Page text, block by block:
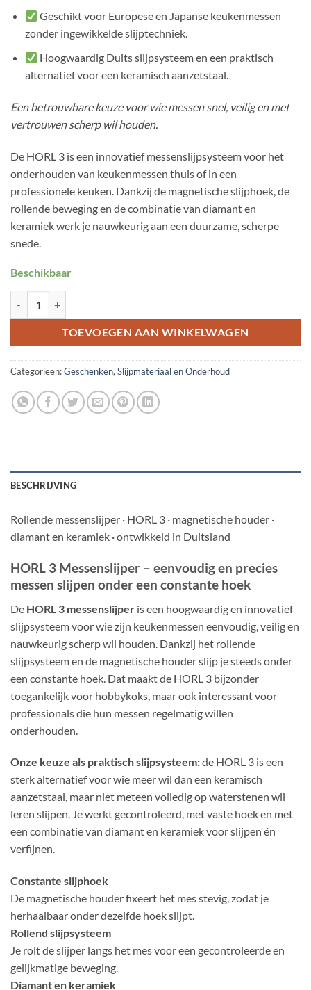
Geschikt voor Europese en Japanse keukenmessen
zonder ingewikkelde slijptechniek.
Hoogwaardig Duits slijpsysteem en een praktisch
alternatief voor een keramisch aanzetstaal.
Een betrouwbare keuze voor wie messen snel, veilig en met
vertrouwen scherp wil houden.
De HORL 3 is een innovatief messenslijpsysteem voor het
onderhouden van keukenmessen thuis of in een
professionele keuken. Dankzij de magnetische slijphoek, de
rollende beweging en de combinatie van diamant en
keramiek werk je nauwkeurig aan een duurzame, scherpe
snede.
Beschikbaar
TOEVOEGEN AAN WINKELWAGEN
Categorieën:Geschenken,Slijpmateriaal en Onderhoud
BESCHRIJVING
Rollende messenslijper · HORL 3 · magnetische houder ·
diamant en keramiek · ontwikkeld in Duitsland
HORL 3 Messenslijper – eenvoudig en precies
messen slijpen onder een constante hoek
De HORL 3 messenslijper is een hoogwaardig en innovatief
slijpsysteem voor wie zijn keukenmessen eenvoudig, veilig en
nauwkeurig scherp wil houden. Dankzij het rollende
slijpsysteem en de magnetische houder slijp je steeds onder
een constante hoek. Dat maakt de HORL 3 bijzonder
toegankelijk voor hobbykoks, maar ook interessant voor
professionals die hun messen regelmatig willen
onderhouden.
Onze keuze als praktisch slijpsysteem:de HORL 3 is een
sterk alternatief voor wie meer wil dan een keramisch
aanzetstaal, maar niet meteen volledig op waterstenen wil
leren slijpen. Je werkt gecontroleerd, met vaste hoek en met
een combinatie van diamant en keramiek voor slijpen én
verfijnen.
Constante slijphoek
De magnetische houder fixeert het mes stevig, zodat je
herhaalbaar onder dezelfde hoek slijpt.
Rollend slijpsysteem
Je rolt de slijper langs het mes voor een gecontroleerde en
gelijkmatige beweging.
Diamant en keramiek